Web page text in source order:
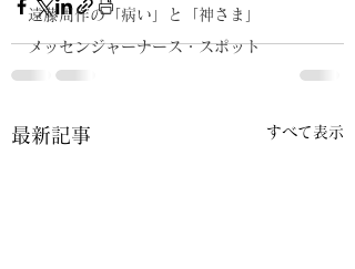
遠藤周作の「病い」と「神さま」
メッセンジャーナース・スポット
最新記事 すべて表示